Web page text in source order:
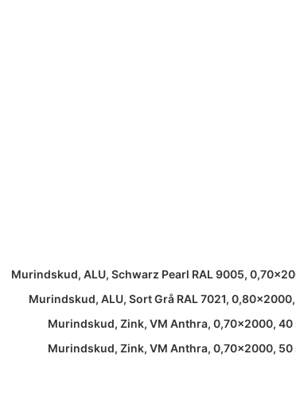
Murindskud, ALU, Schwarz Pearl RAL 9005,
Murindskud, ALU, Sort Grå RAL 7021,
Murindskud, Zink, VM Anthra, 0,70×2000, 40
Murindskud, Zink, VM Anthra, 0,70×2000, 50